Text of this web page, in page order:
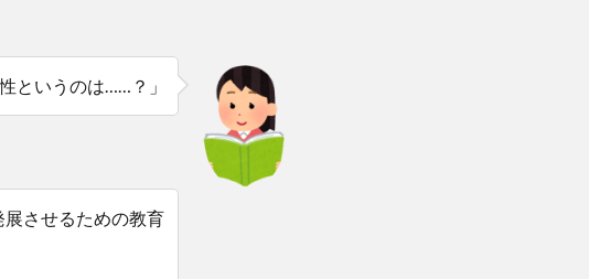
性というのは……？」
展させるための教育